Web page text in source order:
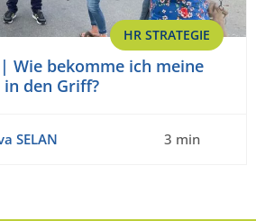
HR STRATEGIE
Wie bekomme ich meine
den Griff?
SELAN 3 min